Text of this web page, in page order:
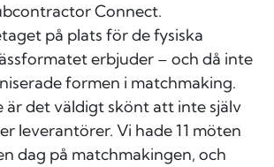
Connect.
på plats för de fysiska
erbjuder – och då inte
formen i matchmaking.
är det väldigt skönt att inte själv
leverantörer. Vi hade 11 möten
dag på matchmakingen, och